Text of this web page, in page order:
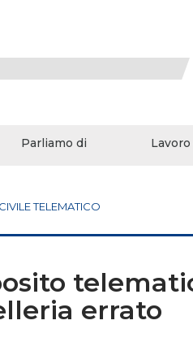
Parliamo di Lavoro
TELEMATICO
errato